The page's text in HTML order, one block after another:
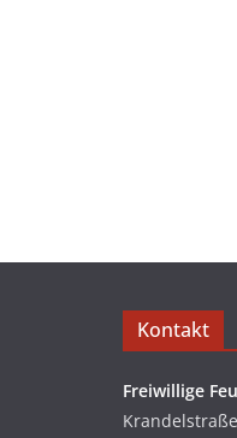
Kontakt
Freiwillige